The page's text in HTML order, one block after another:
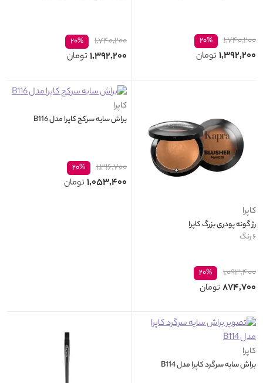
۱,۷۴۰,۲۰۰ ۲۰%
۱,۳۹۲,۲۰۰ تومان
۱,۷۴۰,۲۰۰ ۲۰%
۱,۳۹۲,۲۰۰ تومان
کاپرا
رژ گونه پودری بزرگ کاپرا
۶ رنگ
۱,۰۹۳,۴۰۰ ۲۰%
۸۷۴,۷۰۰ تومان
کاپرا
براش سایه سرکج کاپرا مدل B116
۱,۳۱۶,۷۰۰ ۲۰%
۱,۰۵۳,۴۰۰ تومان
کاپرا
براش سایه سرگرد کاپرا مدل B114